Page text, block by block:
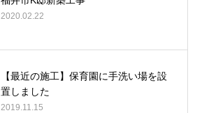
2020.02.22
【最近の施工】保育園に手洗い場を設
置しました
2019.11.15